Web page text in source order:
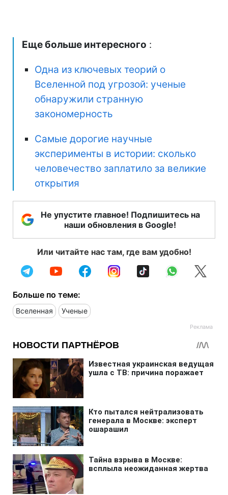
Еще больше интересного :
Одна из ключевых теорий о
Вселенной под угрозой: ученые
обнаружили странную
закономерность
Самые дорогие научные
эксперименты в истории: сколько
человечество заплатило за великие
открытия
Не упустите главное! Подпишитесь на
наши обновления в Google!
Или читайте нас там, где вам удобно!
Больше по теме:
Вселенная Ученые